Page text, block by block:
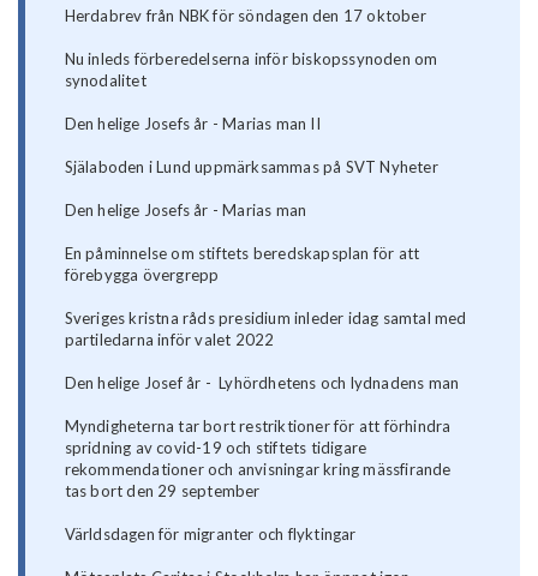
Herdabrev från NBK för söndagen den 17 oktober
Nu inleds förberedelserna inför biskopssynoden om
synodalitet
Den helige Josefs år - Marias man II
Själaboden i Lund uppmärksammas på SVT Nyheter
Den helige Josefs år - Marias man
En påminnelse om stiftets beredskapsplan för att
förebygga övergrepp
Sveriges kristna råds presidium inleder idag samtal med
partiledarna inför valet 2022
Den helige Josef år - Lyhördhetens och lydnadens man
Myndigheterna tar bort restriktioner för att förhindra
spridning av covid-19 och stiftets tidigare
rekommendationer och anvisningar kring mässfirande
tas bort den 29 september
Världsdagen för migranter och flyktingar